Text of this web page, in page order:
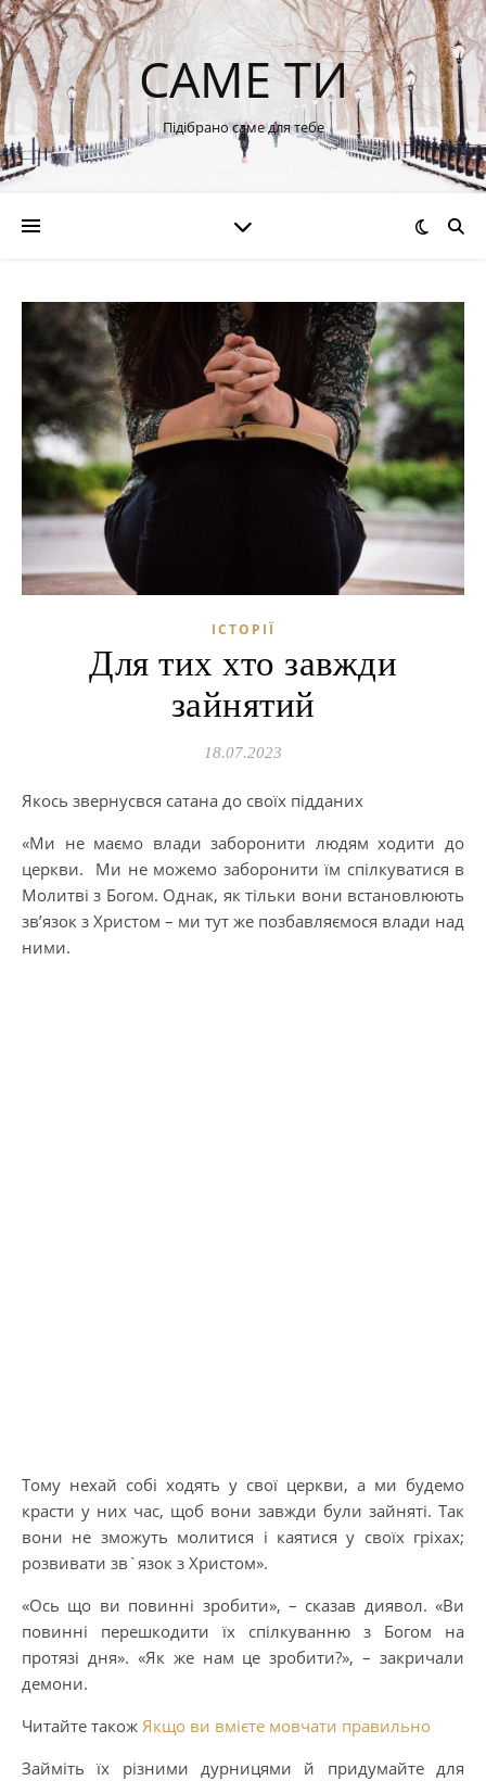
САМЕ ТИ
Підібрано саме для тебе
ІСТОРІЇ
Для тих хто завжди
зайнятий
18.07.2023
Якось звернусвся сатана до своїх підданих
«Ми не маємо влади заборонити людям ходити до
церкви. Ми не можемо заборонити їм спілкуватися в
Молитві з Богом. Однак, як тільки вони встановлюють
зв’язок з Христом – ми тут же позбавляємося влади над
ними.
Тому нехай собі ходять у свої церкви, а ми будемо
красти у них час, щоб вони завжди були зайняті. Так
вони не зможуть молитися і каятися у своїх гріхах;
розвивати зв`язок з Христом».
«Ось що ви повинні зробити», – сказав диявол. «Ви
повинні перешкодити їх спілкуванню з Богом на
протязі дня». «Як же нам це зробити?», – закричали
демони.
Читайте також Якщо ви вмієте мовчати правильно
Займіть їх різними дурницями й придумайте для